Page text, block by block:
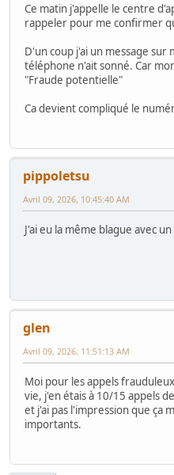
Ce matin j'appelle le centre
rappeler pour me confirmer
D'un coup j'ai un message
téléphone n'ait sonné. Car
"Fraude potentielle"
Ca devient compliqué le
pippoletsu
Avril 09, 2026, 10:45:40 AM
J'ai eu la même blague avec
glen
Avril 09, 2026, 11:51:13 AM
Moi pour les appels
vie, j'en étais à 10/15 appels
et j'ai pas l'impression que ça
importants.